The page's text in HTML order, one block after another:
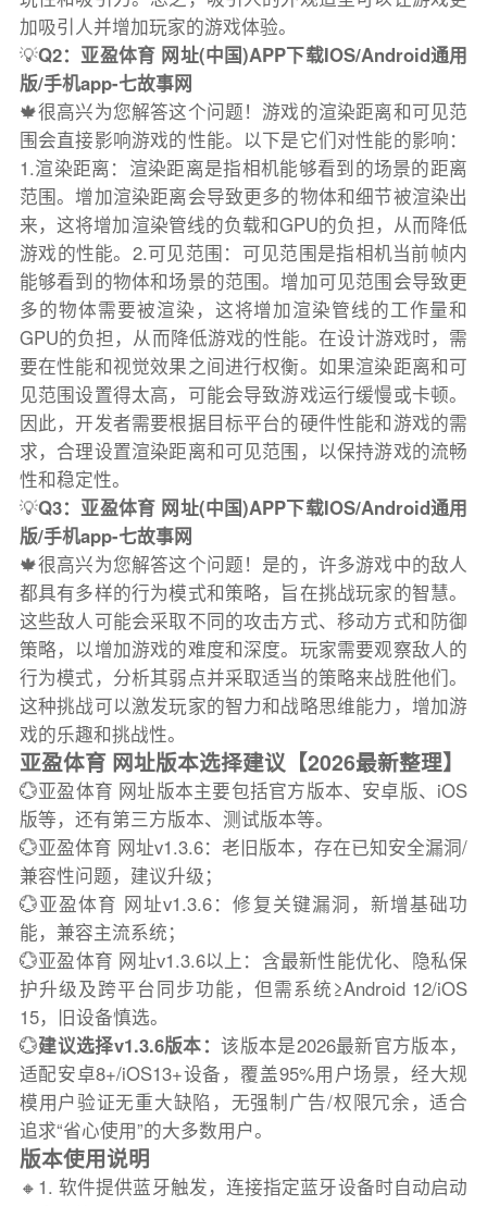
加吸引人并增加玩家的游戏体验。
💡Q2：亚盈体育 网址(中国)APP下载IOS/Android通用
版/手机app-七故事网
🍁很高兴为您解答这个问题！游戏的渲染距离和可见范
围会直接影响游戏的性能。以下是它们对性能的影响：
1.渲染距离：渲染距离是指相机能够看到的场景的距离
范围。增加渲染距离会导致更多的物体和细节被渲染出
来，这将增加渲染管线的负载和GPU的负担，从而降低
游戏的性能。2.可见范围：可见范围是指相机当前帧内
能够看到的物体和场景的范围。增加可见范围会导致更
多的物体需要被渲染，这将增加渲染管线的工作量和
GPU的负担，从而降低游戏的性能。在设计游戏时，需
要在性能和视觉效果之间进行权衡。如果渲染距离和可
见范围设置得太高，可能会导致游戏运行缓慢或卡顿。
因此，开发者需要根据目标平台的硬件性能和游戏的需
求，合理设置渲染距离和可见范围，以保持游戏的流畅
性和稳定性。
💡Q3：亚盈体育 网址(中国)APP下载IOS/Android通用
版/手机app-七故事网
🍁很高兴为您解答这个问题！是的，许多游戏中的敌人
都具有多样的行为模式和策略，旨在挑战玩家的智慧。
这些敌人可能会采取不同的攻击方式、移动方式和防御
策略，以增加游戏的难度和深度。玩家需要观察敌人的
行为模式，分析其弱点并采取适当的策略来战胜他们。
这种挑战可以激发玩家的智力和战略思维能力，增加游
戏的乐趣和挑战性。
亚盈体育 网址版本选择建议【2026最新整理】
💮亚盈体育 网址版本主要包括官方版本、安卓版、iOS
版等，还有第三方版本、测试版本等。
💮亚盈体育 网址v1.3.6：老旧版本，存在已知安全漏洞/
兼容性问题，建议升级；
💮亚盈体育 网址v1.3.6：修复关键漏洞，新增基础功
能，兼容主流系统；
💮亚盈体育 网址v1.3.6以上：含最新性能优化、隐私保
护升级及跨平台同步功能，但需系统≥Android 12/iOS
15，旧设备慎选。
💮建议选择v1.3.6版本：该版本是2026最新官方版本，
适配安卓8+/iOS13+设备，覆盖95%用户场景，经大规
模用户验证无重大缺陷，无强制广告/权限冗余，适合
追求“省心使用”的大多数用户。
版本使用说明
🔸1. 软件提供蓝牙触发，连接指定蓝牙设备时自动启动